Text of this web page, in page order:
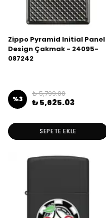
Zippo Pyramid Initial Panel
Design Çakmak - 24095-
087242
%3
₺ 5,799.00
₺ 5,625.03
SEPETE EKLE